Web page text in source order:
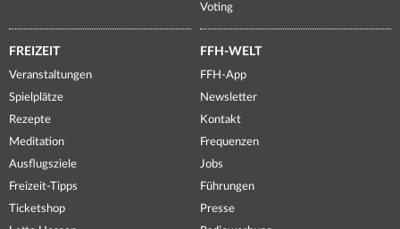
Voting
FREIZEIT
Veranstaltungen
Spielplätze
Rezepte
Meditation
Ausflugsziele
Freizeit-Tipps
Ticketshop
FFH-WELT
FFH-App
Newsletter
Kontakt
Frequenzen
Jobs
Führungen
Presse